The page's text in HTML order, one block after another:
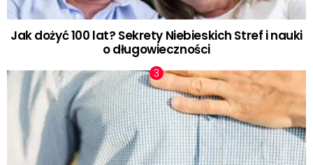
Jak dożyć 100 lat? Sekrety Niebieskich Stref i nauki
o długowieczności